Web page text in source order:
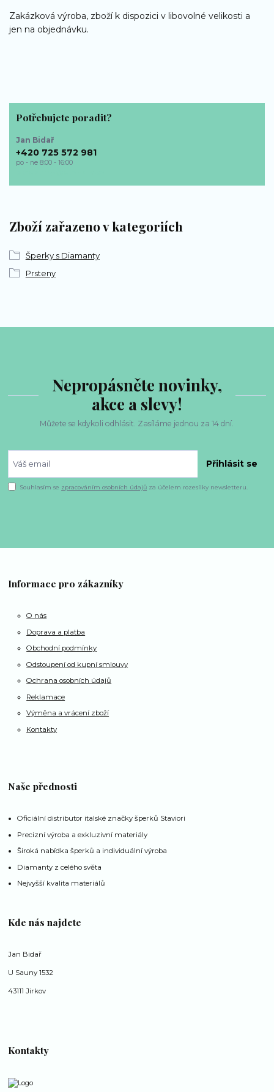
Zakázková výroba, zboží k dispozici v libovolné velikosti a
jen na objednávku.
Zboží zařazeno v kategoriích
Šperky s Diamanty
Prsteny
Potřebujete poradit?
Jan Bidař
+420 725 572 981
po - ne 8:00 - 16:00
Nepropásněte novinky,
akce a slevy!
Můžete se kdykoli odhlásit. Zasíláme jednou za 14 dní.
Přihlásit se
Souhlasím se zpracováním osobních údajů za účelem rozesílky newsletteru.
Informace pro zákazníky
O nás
Doprava a platba
Obchodní podmínky
Odstoupení od kupní smlouvy
Ochrana osobních údajů
Reklamace
Výměna a vrácení zboží
Kontakty
Naše přednosti
Oficiální distributor italské značky šperků Staviori
Precizní výroba a exkluzivní materiály
Široká nabídka šperků a individuální výroba
Diamanty z celého světa
Nejvyšší kvalita materiálů
Kde nás najdete
Jan Bidař
U Sauny 1532
43111 Jirkov
Kontakty